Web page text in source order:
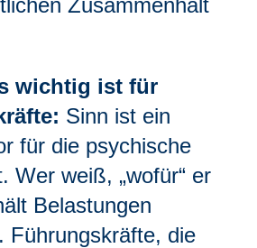
Zusammenhalt
wichtig ist für
Sinn ist ein
für die psychische
Wer weiß, „wofür“ er
Belastungen
Führungskräfte, die